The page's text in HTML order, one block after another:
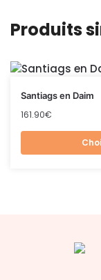
Produits
Santiags en Daim
161.90€